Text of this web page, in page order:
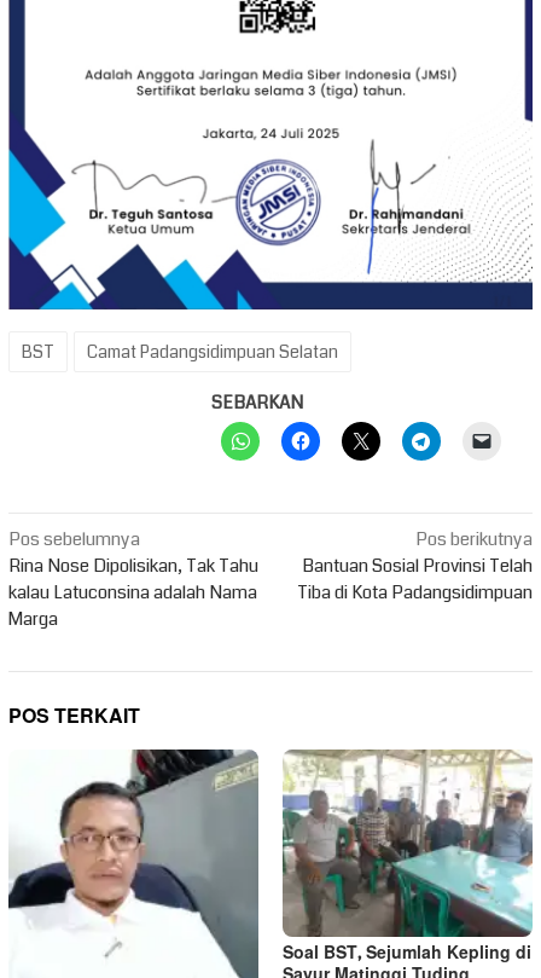
BST Camat Padangsidimpuan Selatan
SEBARKAN
Navigasi
pos
Pos sebelumnya
Rina Nose Dipolisikan, Tak Tahu
kalau Latuconsina adalah Nama
Marga
Pos berikutnya
Bantuan Sosial Provinsi Telah
Tiba di Kota Padangsidimpuan
POS TERKAIT
Soal BST, Sejumlah Kepling di